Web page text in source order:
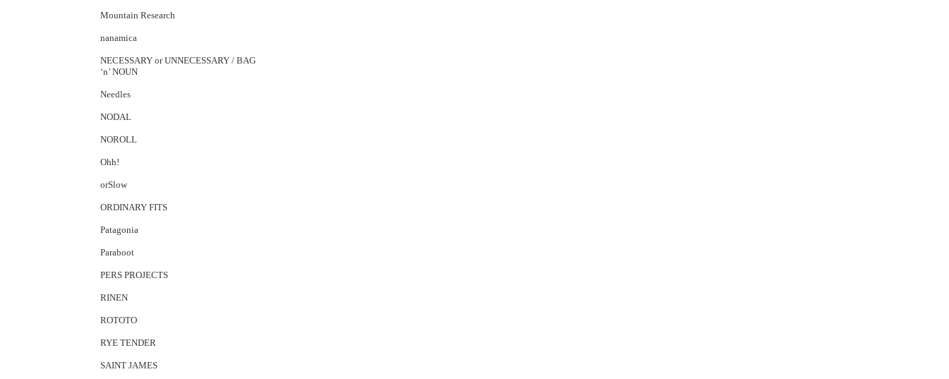
Mountain Research
nanamica
NECESSARY or UNNECESSARY / BAG
‘n’ NOUN
Needles
NODAL
NOROLL
Ohh!
orSlow
ORDINARY FITS
Patagonia
Paraboot
PERS PROJECTS
RINEN
ROTOTO
RYE TENDER
SAINT JAMES